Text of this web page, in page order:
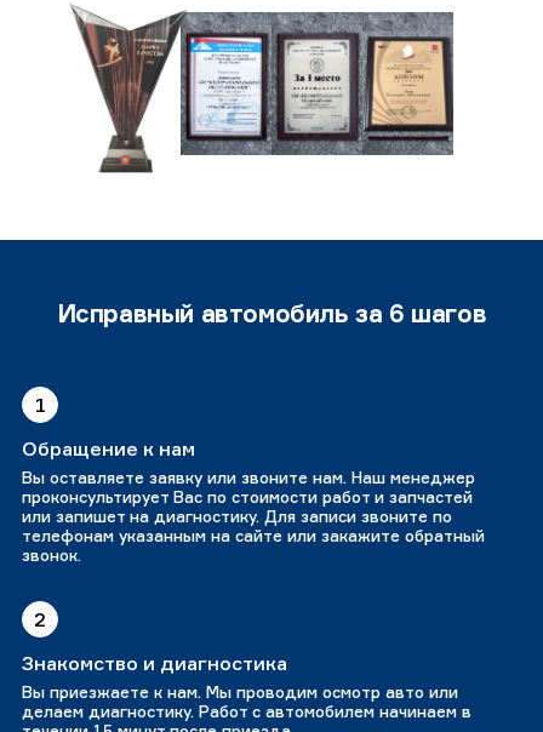
Исправный автомобиль за 6 шагов
1
Обращение к нам
Вы оставляете заявку или звоните нам. Наш менеджер
проконсультирует Вас по стоимости работ и запчастей
или запишет на диагностику. Для записи звоните по
телефонам указанным на сайте или закажите обратный
звонок.
2
Знакомство и диагностика
Вы приезжаете к нам. Мы проводим осмотр авто или
делаем диагностику. Работ с автомобилем начинаем в